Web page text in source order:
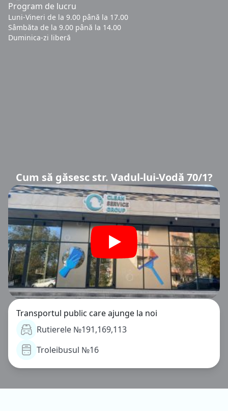
Program de lucru
Luni-Vineri de la 9.00 până la 17.00
Sâmbăta de la 9.00 până la 14.00
Duminica-zi liberă
Cum să găsesc str. Vadul-lui-Vodă 70/1?
Transportul public care ajunge la noi
Rutierele №191,169,113
Troleibusul №16